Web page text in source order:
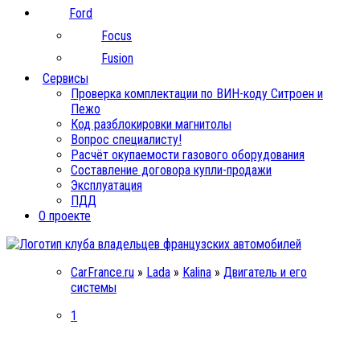
Ford
Focus
Fusion
Сервисы
Проверка комплектации по ВИН-коду Ситроен и
Пежо
Код разблокировки магнитолы
Вопрос специалисту!
Расчёт окупаемости газового оборудования
Составление договора купли-продажи
Эксплуатация
ПДД
О проекте
CarFrance.ru » Lada » Kalina » Двигатель и его
системы
1